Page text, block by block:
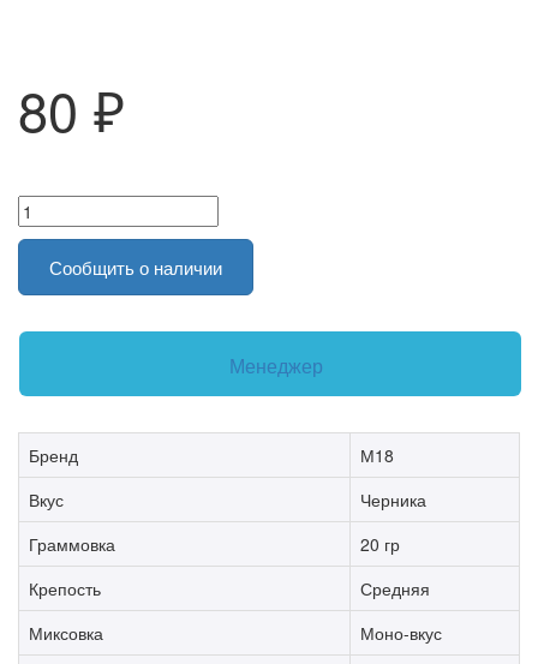
80 ₽
Сообщить о наличии
Менеджер
Бренд
М18
Вкус
Черника
Граммовка
20 гр
Крепость
Средняя
Миксовка
Моно-вкус